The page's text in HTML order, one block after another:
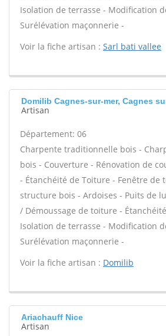
Isolation de terrasse - Modification
Surélévation maçonnerie -
Voir la fiche artisan : Sarl bati vallee
Domilib Cagnes-sur-mer, Cagnes
Artisan
Département: 06
Charpente traditionnelle bois -
bois - Couverture - Rénovation de
- Étanchéité de Toiture - Fenêtre de
structure bois - Ardoises - Puits de
/ Démoussage de toiture -
Isolation de terrasse - Modification
Surélévation maçonnerie -
Voir la fiche artisan : Domilib
Ariachauff Nice
Artisan